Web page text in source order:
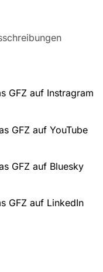
GFZ auf Instragram
GFZ auf YouTube
GFZ auf Bluesky
GFZ auf LinkedIn